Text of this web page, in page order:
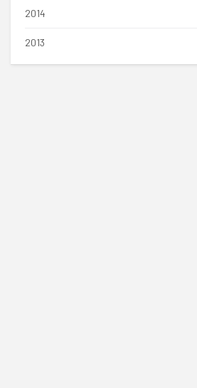
2014
2013